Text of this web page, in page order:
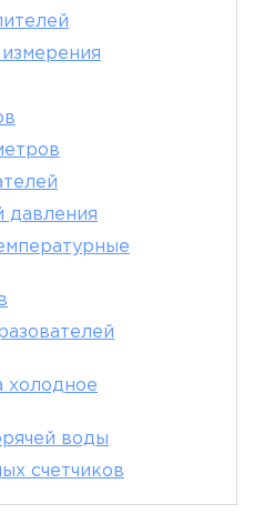
давления
холодное
воды
счетчиков